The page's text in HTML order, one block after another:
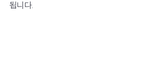
됩니다.